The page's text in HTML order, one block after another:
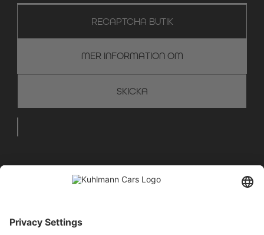
RECAPTCHA BUTIK
MER INFORMATION OM
VI HJÄLPER DIG GÄRNA